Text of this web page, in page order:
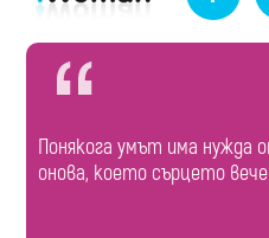
Понякога умът има нужда
онова, което сърцето